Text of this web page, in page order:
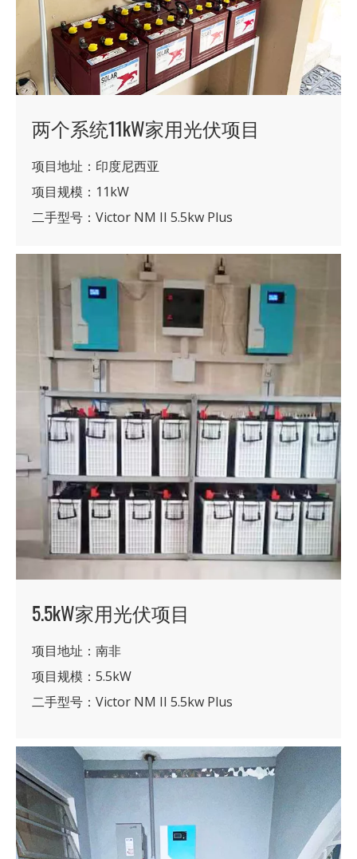
两个系统11kW家用光伏项目
项目地址：印度尼西亚
项目规模：11kW
二手型号：Victor NM II 5.5kw Plus
5.5kW家用光伏项目
项目地址：南非
项目规模：5.5kW
二手型号：Victor NM II 5.5kw Plus